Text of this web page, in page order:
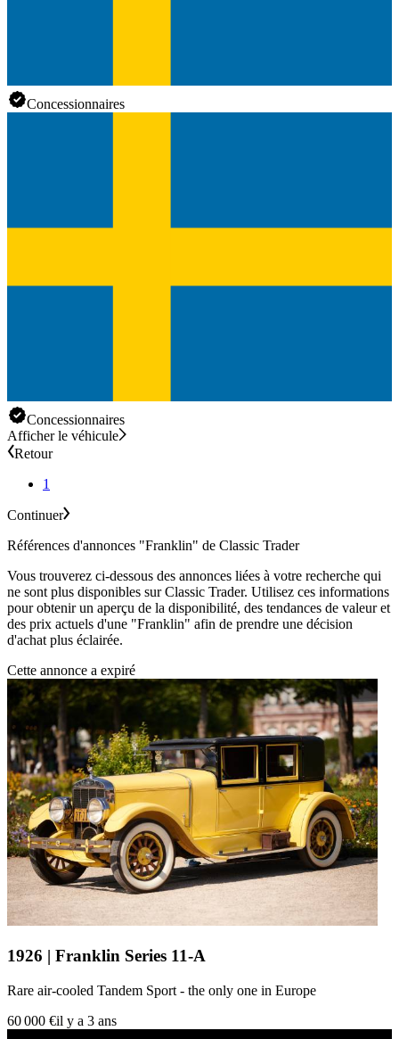
Concessionnaires
Concessionnaires
Afficher le véhicule
Retour
1
Continuer
Références d'annonces "Franklin" de Classic Trader
Vous trouverez ci-dessous des annonces liées à votre recherche qui
ne sont plus disponibles sur Classic Trader. Utilisez ces informations
pour obtenir un aperçu de la disponibilité, des tendances de valeur et
des prix actuels d'une "Franklin" afin de prendre une décision
d'achat plus éclairée.
Cette annonce a expiré
1926 | Franklin Series 11-A
Rare air-cooled Tandem Sport - the only one in Europe
60 000 €il y a 3 ans